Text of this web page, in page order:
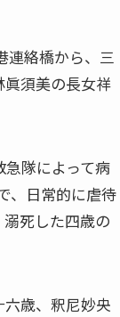
連絡橋から、三
須美の長女祥
隊によって病
、日常的に虐待
死した四歳の
歳、釈尼妙央